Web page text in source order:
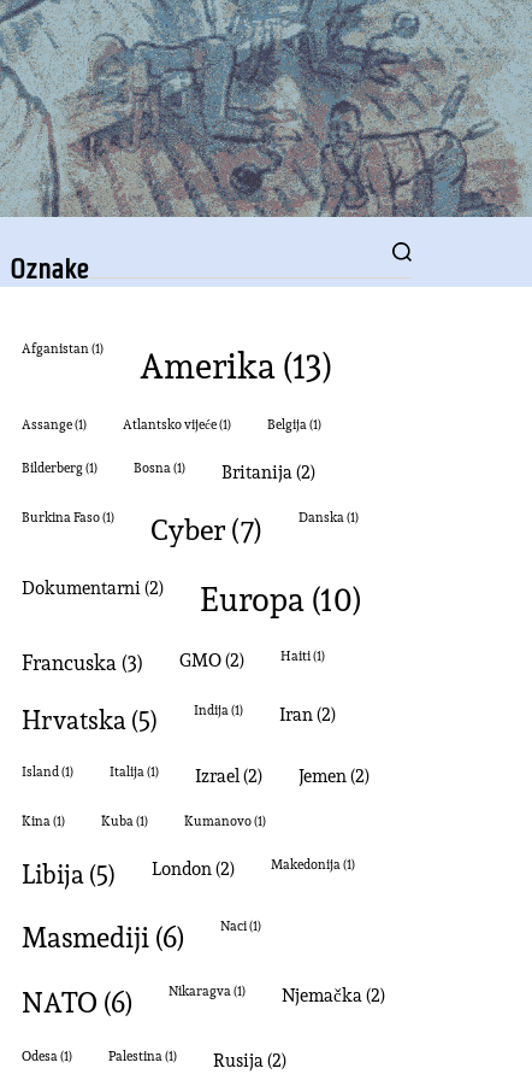
Oznake
Afganistan(1) Amerika(13)
Assange(1) Atlantsko vijeće(1) Belgija(1)
Bilderberg(1) Bosna(1) Britanija(2)
Burkina Faso(1) cyber(7) Danska(1)
dokumentarni(2) Europa(10)
Francuska(3) GMO(2) Haiti(1)
Hrvatska(5) Indija(1) Iran(2)
Island(1) Italija(1) izrael(2) Jemen(2)
kina(1) Kuba(1) Kumanovo(1)
Libija(5) London(2) Makedonija(1)
masmediji(6) naci(1)
NATO(6) Nikaragva(1) Njemačka(2)
Odesa(1) palestina(1) Rusija(2)